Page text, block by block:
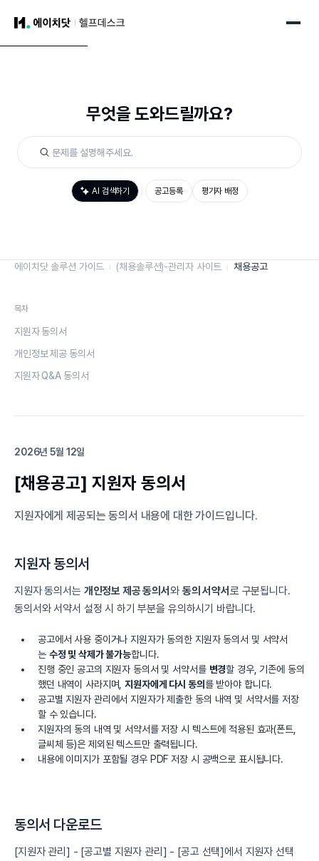
무엇을 도와드릴까요?
AI 검색하기 공고등록 평가자 배정
에이치닷 솔루션 가이드 (채용솔루션)-관리자 사이트 채용공고
목차
지원자 동의서
개인정보 제공 동의서
지원자 Q&A 동의서
2026년 5월 12일
[채용공고] 지원자 동의서
지원자에게 제공되는 동의서 내용에 대한 가이드입니다.
지원자 동의서
지원자 동의서는 개인정보 제공 동의서와 동의 서약서로 구분됩니다.
동의서와 서약서 설정 시 하기 부분을 유의하시기 바랍니다.
공고에서 사용 중이거나 지원자가 동의한 지원자 동의서 및 서약서
는 수정 및 삭제가 불가능합니다.
진행 중인 공고의 지원자 동의서 및 서약서를 변경할 경우, 기존에 동의
했던 내역이 사라지며,지원자에게 다시 동의 를 받아야 합니다.
공고별 지원자 관리에서 지원자가 제출한 동의 내역 및 서약서를 저장
할 수 있습니다.
지원자의 동의 내역 및 서약서를 저장 시 텍스트에 적용된 효과(폰트,
글씨체 등)은 제외된 텍스트만 출력됩니다.
내용에 이미지가 포함될 경우 PDF 저장 시 공백으로 표시됩니다.
동의서 다운로드
[지원자 관리] - [공고별 지원자 관리] - [공고 선택]에서 지원자 선택